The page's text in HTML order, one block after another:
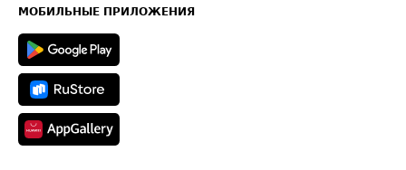
Техническая информация
МОБИЛЬНЫЕ ПРИЛОЖЕНИЯ